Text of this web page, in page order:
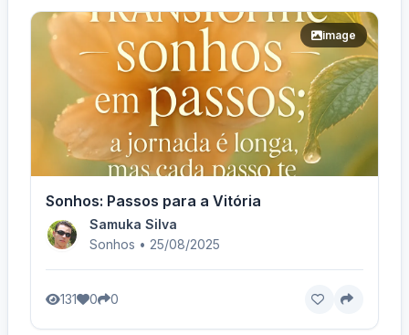
image
Sonhos: Passos para a Vitória
Samuka Silva
Sonhos • 25/08/2025
131 0 0